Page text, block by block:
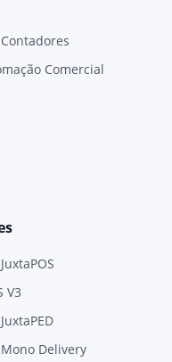
Comercial
V3
Delivery